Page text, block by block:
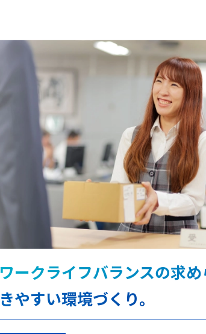
ワークライフバランスの求
きやすい環境づくり。